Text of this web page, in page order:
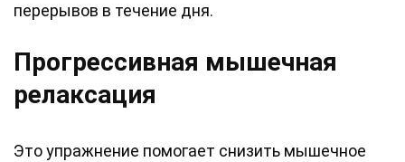
перерывов в течение дня.
Прогрессивная мышечная
релаксация
Это упражнение помогает снизить мышечное